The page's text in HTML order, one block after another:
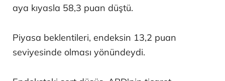
aya kıyasla 58,3 puan düştü.
Piyasa beklentileri, endeksin 13,2 puan
seviyesinde olması yönündeydi.